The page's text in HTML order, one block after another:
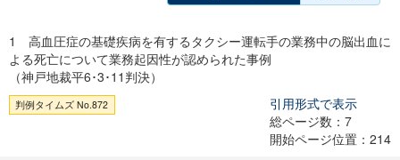
1 高血圧症の基礎疾病を有するタクシー運転手の業務中の脳出血に
よる死亡について業務起因性が認められた事例
（神戸地裁平6･3･11判決）
判例タイムズ No.872
引用形式で表示
総ページ数：7
開始ページ位置：214